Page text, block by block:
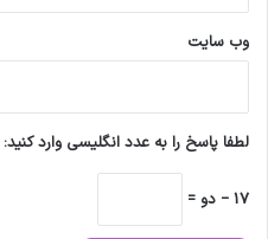
وب‌ سایت
لطفا پاسخ را به عدد انگلیسی وارد کنید:
17 − دو =